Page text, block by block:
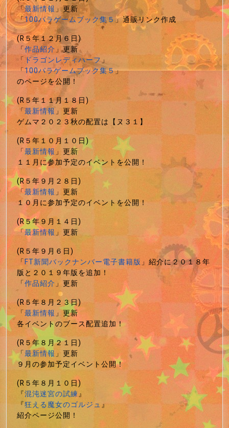
「最新情報」更新
「100パラゲームブック集５」通販リンク作成
(R５年１２月６日)
「作品紹介」更新
「ドラゴンレディハーフ」
「100パラゲームブック集５」
のページを公開！
(R５年１１月１８日)
「最新情報」更新
ゲムマ２０２３秋の配置は【ヌ３１】
(R５年１０月１０日)
「最新情報」更新
１１月に参加予定のイベントを公開！
(R５年９月２８日)
「最新情報」更新
１０月に参加予定のイベントを公開！
(R５年９月１４日)
「最新情報」更新
(R５年９月６日)
「FT新聞バックナンバー電子書籍版」紹介に２０１８年
版と２０１９年版を追加！
「作品紹介」更新
(R５年８月２３日)
「最新情報」更新
各イベントのブース配置追加！
(R５年８月２１日)
「最新情報」更新
９月の参加予定イベント公開！
(R５年８月１０日)
『混沌迷宮の試練』
『狂える魔女のゴルジュ』
紹介ページ公開！